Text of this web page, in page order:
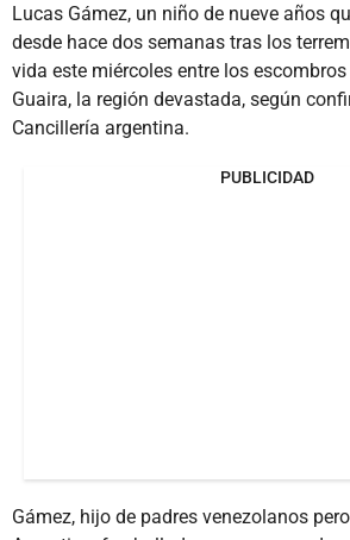
Lucas Gámez, un niño de nueve años
desde hace dos semanas tras los
vida este miércoles entre los
Guaira, la región devastada, según
Cancillería argentina.
PUBLICIDAD
Gámez, hijo de padres venezolanos